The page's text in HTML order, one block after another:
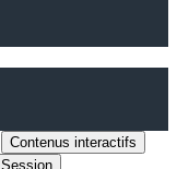
Contenus interactifs
Session